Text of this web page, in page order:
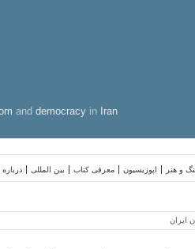
and democracy in Iran
درباره بین المللی معرفی کتاب اپوزیسیون و هنر